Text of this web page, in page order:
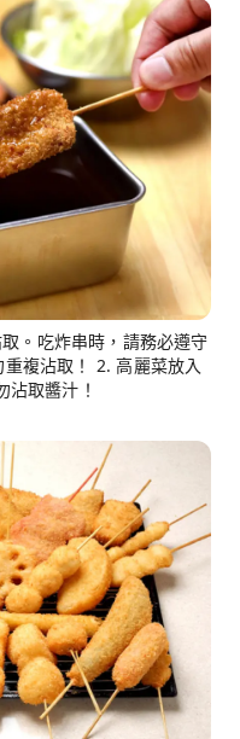
。吃炸串時，請務必遵守
複沾取！ 2. 高麗菜放入
取醬汁！